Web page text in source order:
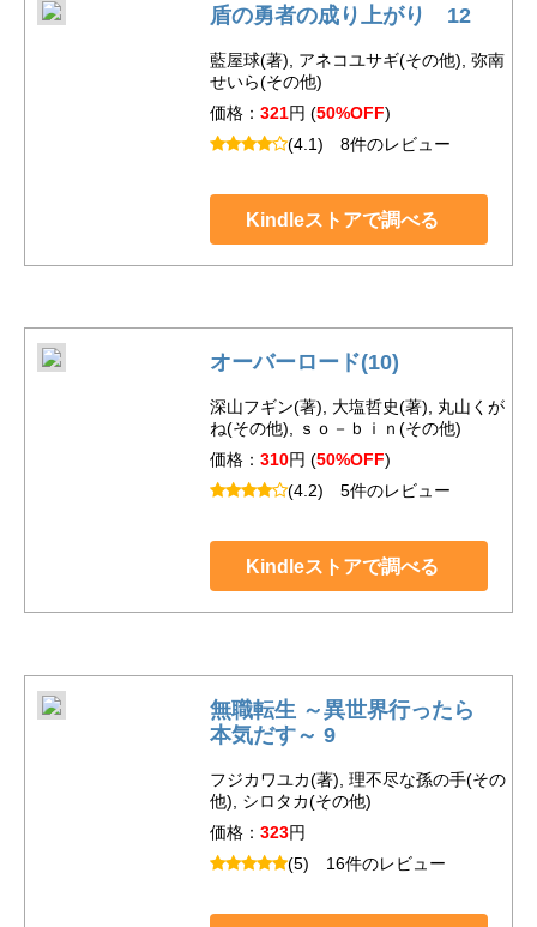
盾の勇者の成り上がり 12
藍屋球(著), アネコユサギ(その他), 弥南
せいら(その他)
価格： 321円 (50%OFF)
(4.1) 8件のレビュー
Kindleストアで調べる
オーバーロード(10)
深山フギン(著), 大塩哲史(著), 丸山くが
ね(その他), ｓｏ－ｂｉｎ(その他)
価格： 310円 (50%OFF)
(4.2) 5件のレビュー
Kindleストアで調べる
無職転生 ～異世界行ったら
本気だす～ 9
フジカワユカ(著), 理不尽な孫の手(その
他), シロタカ(その他)
価格： 323円
(5) 16件のレビュー